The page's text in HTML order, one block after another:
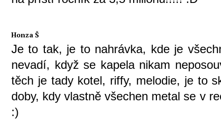
Honza Š
Je to tak, je to nahrávka, kde je
nevadí, když se kapela nikam
těch je tady kotel, riffy, melodie, je to
doby, kdy vlastně všechen metal se v
:)